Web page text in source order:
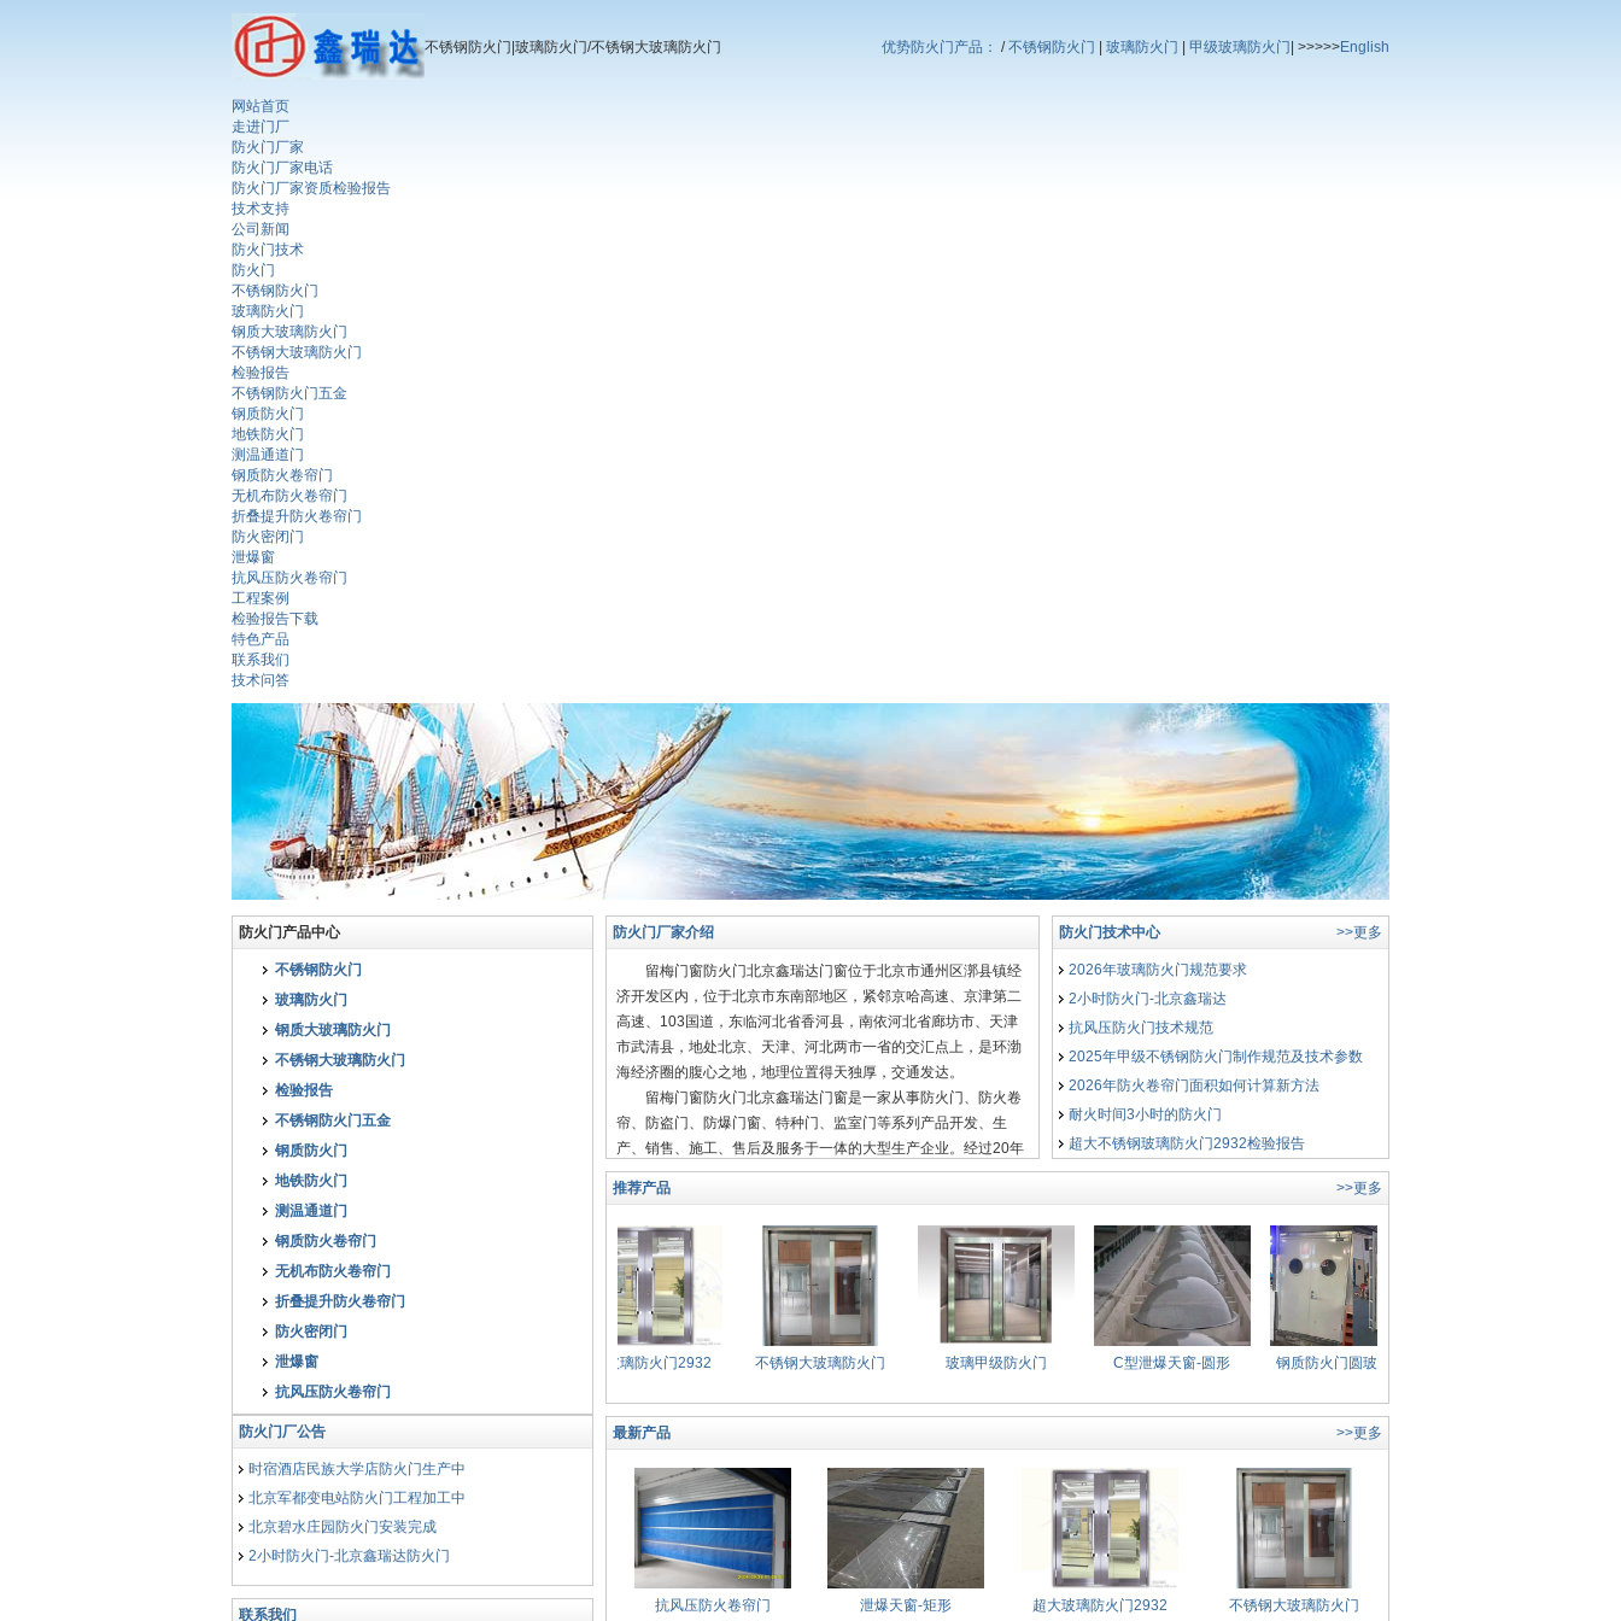
不锈钢防火门|玻璃防火门/不锈钢大玻璃防火门 优势防火门产品： /不锈钢防火门 玻璃防火门 甲级玻璃防火门 | >>>>>English
网站首页
走进门厂
防火门厂家
防火门厂家电话
防火门厂家资质检验报告
技术支持
公司新闻
防火门技术
防火门
不锈钢防火门
玻璃防火门
钢质大玻璃防火门
不锈钢大玻璃防火门
检验报告
不锈钢防火门五金
钢质防火门
地铁防火门
测温通道门
钢质防火卷帘门
无机布防火卷帘门
折叠提升防火卷帘门
防火密闭门
泄爆窗
抗风压防火卷帘门
工程案例
检验报告下载
特色产品
联系我们
技术问答
防火门产品中心
不锈钢防火门
玻璃防火门
钢质大玻璃防火门
不锈钢大玻璃防火门
检验报告
不锈钢防火门五金
钢质防火门
地铁防火门
测温通道门
钢质防火卷帘门
无机布防火卷帘门
折叠提升防火卷帘门
防火密闭门
泄爆窗
抗风压防火卷帘门
防火门厂公告
新国标GB12955-2024检验报告下载
时宿酒店民族大学店防火门生产中
北京军都变电站防火门工程加工中
北京碧水庄园防火门安装完成
2小时防火门-北京鑫瑞达防火门
夏门3小时防火门生产完毕发货
联系我们
防火门厂家介绍
留梅门窗防火门北京鑫瑞达门窗位于北京市通州区漷县镇经
济开发区内，位于北京市东南部地区，紧邻京哈高速、京津第二
高速、103国道，东临河北省香河县，南依河北省廊坊市、天津
市武清县，地处北京、天津、河北两市一省的交汇点上，是环渤
海经济圈的腹心之地，地理位置得天独厚，交通发达。
留梅门窗防火门北京鑫瑞达门窗是一家从事防火门、防火卷
帘、防盗门、防爆门窗、特种门、监室门等系列产品开发、生
产、销售、施工、售后及服务于一体的大型生产企业。经过20年
的苦心砥砺，现已发展成为多元化、多地域、规模型的大型公
司。
防火门技术中心 >>更多
2026年玻璃防火门规范要求
2小时防火门-北京鑫瑞达
抗风压防火门技术规范
2025年甲级不锈钢防火门制作规范及技术参数
2026年防火卷帘门面积如何计算新方法
耐火时间3小时的防火门
超大不锈钢玻璃防火门2932检验报告
玻璃防火门玻璃是什么级别
推荐产品
>>更多
抗风压防火卷帘门 超大玻璃防火门2932 不锈钢大玻璃防火门 玻璃甲级防火门 C型泄爆天窗-圆形
钢质防火门圆玻璃观察
最新产品 >>更多
抗风压防火卷帘门 泄爆天窗-矩形 超大玻璃防火门2932 不锈钢大玻璃防火门